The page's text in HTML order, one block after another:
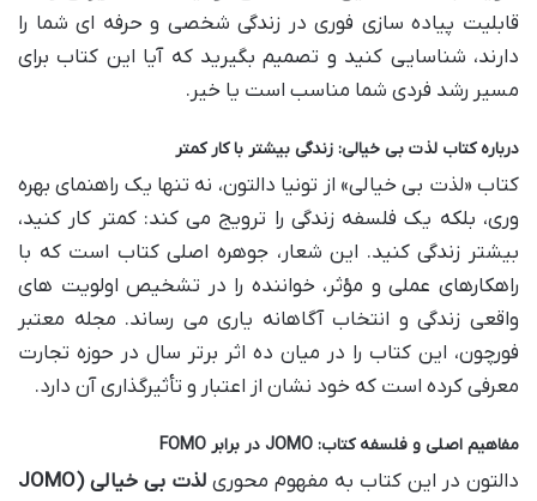
قابلیت پیاده سازی فوری در زندگی شخصی و حرفه ای شما را
دارند، شناسایی کنید و تصمیم بگیرید که آیا این کتاب برای
مسیر رشد فردی شما مناسب است یا خیر.
درباره کتاب لذت بی خیالی: زندگی بیشتر با کار کمتر
کتاب «لذت بی خیالی» از تونیا دالتون، نه تنها یک راهنمای بهره
وری، بلکه یک فلسفه زندگی را ترویج می کند: کمتر کار کنید،
بیشتر زندگی کنید. این شعار، جوهره اصلی کتاب است که با
راهکارهای عملی و مؤثر، خواننده را در تشخیص اولویت های
واقعی زندگی و انتخاب آگاهانه یاری می رساند. مجله معتبر
فورچون، این کتاب را در میان ده اثر برتر سال در حوزه تجارت
معرفی کرده است که خود نشان از اعتبار و تأثیرگذاری آن دارد.
مفاهیم اصلی و فلسفه کتاب: JOMO در برابر FOMO
دالتون در این کتاب به مفهوم محوری
لذت بی خیالی (JOMO